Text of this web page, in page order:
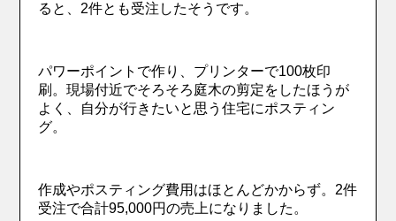
ると、2件とも受注したそうです。
パワーポイントで作り、プリンターで100枚印
刷。現場付近でそろそろ庭木の剪定をしたほうが
よく、自分が行きたいと思う住宅にポスティン
グ。
作成やポスティング費用はほとんどかからず。2件
受注で合計95,000円の売上になりました。